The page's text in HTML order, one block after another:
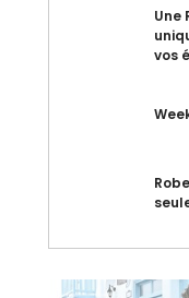
Une
vos